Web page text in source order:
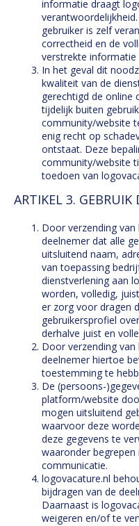
informatie draagt
gebruiker is zelf
correctheid en de
verstrekte informatie
In het geval dit
kwaliteit van de
gerechtigd de online
tijdelijk buiten
community/website
enig recht op
ontstaat. Deze
community/website
toedoen van
ARTIKEL 3. GEBRUIK
Door verzending
deelnemer dat alle
uitsluitend naam,
van toepassing
dienstverlening aan
worden, volledig,
er zorg voor dragen
gebruikersprofiel
derhalve juist en
Door verzending
deelnemer hiertoe
toestemming te
De (persoons-
platform/website
mogen uitsluitend
waarvoor deze
deze gegevens te
waaronder
communicatie.
logovacature.nl
bijdragen van de
Daarnaast is
weigeren en/of te